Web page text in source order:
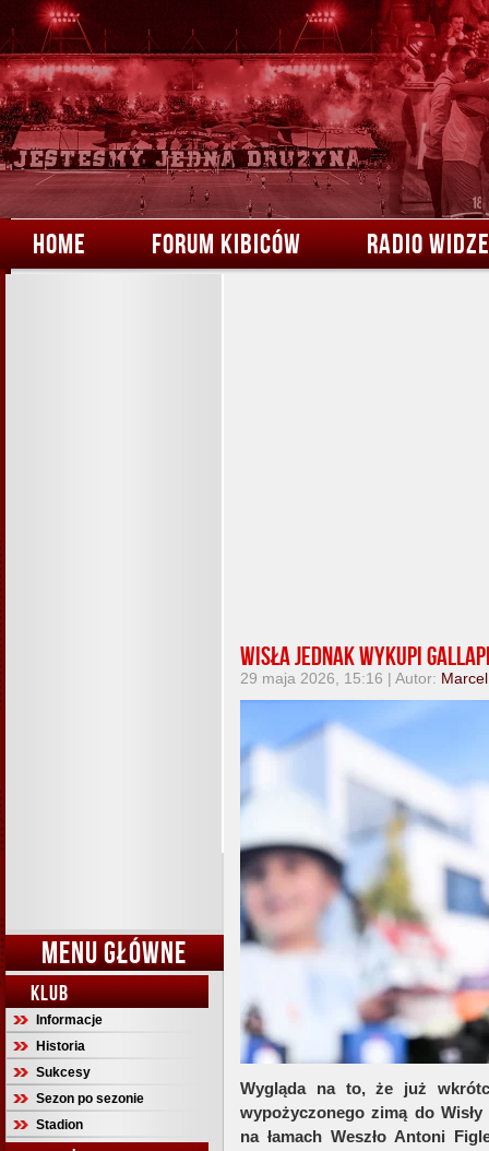
HOME FORUM KIBICÓW RADIO
MENU GŁÓWNE
KLUB
Informacje
Historia
Sukcesy
Sezon po sezonie
Stadion
Wisła jednak wykupi
29 maja 2026, 15:16 | Autor: Marcel
Wygląda na to, że już
wypożyczonego zimą do
na łamach Weszło Antoni